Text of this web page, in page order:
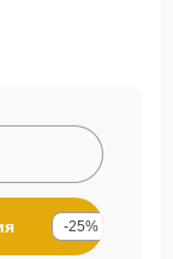
-25%